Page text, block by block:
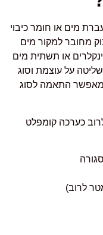
מים או חומר כיבוי
מחובר למקור מים
או תשתית מים
על עוצמת וסוג
התאמה לסוג
כערכה קומפלט